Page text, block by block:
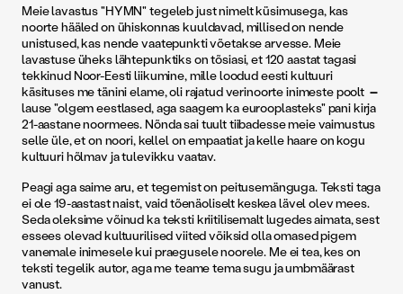
Meie lavastus "HYMN" tegeleb just nimelt küsimusega, kas
noorte hääled on ühiskonnas kuuldavad, millised on nende
unistused, kas nende vaatepunkti võetakse arvesse. Meie
lavastuse üheks lähtepunktiks on tõsiasi, et 120 aastat tagasi
tekkinud Noor-Eesti liikumine, mille loodud eesti kultuuri
käsituses me tänini elame, oli rajatud verinoorte inimeste poolt –
lause "olgem eestlased, aga saagem ka eurooplasteks" pani kirja
21-aastane noormees. Nõnda sai tuult tiibadesse meie vaimustus
selle üle, et on noori, kellel on empaatiat ja kelle haare on kogu
kultuuri hõlmav ja tulevikku vaatav.
Peagi aga saime aru, et tegemist on peitusemänguga. Teksti taga
ei ole 19-aastast naist, vaid tõenäoliselt keskea lävel olev mees.
Seda oleksime võinud ka teksti kriitilisemalt lugedes aimata, sest
essees olevad kultuurilised viited võiksid olla omased pigem
vanemale inimesele kui praegusele noorele. Me ei tea, kes on
teksti tegelik autor, aga me teame tema sugu ja umbmäärast
vanust.